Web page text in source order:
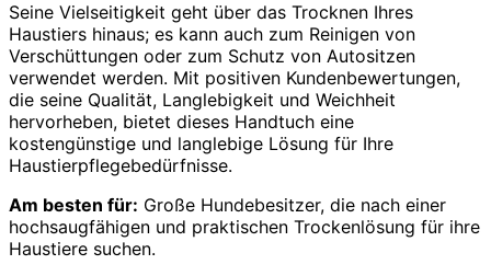
Seine Vielseitigkeit geht über das Trocknen Ihres
Haustiers hinaus; es kann auch zum Reinigen von
Verschüttungen oder zum Schutz von Autositzen
verwendet werden. Mit positiven Kundenbewertungen,
die seine Qualität, Langlebigkeit und Weichheit
hervorheben, bietet dieses Handtuch eine
kostengünstige und langlebige Lösung für Ihre
Haustierpflegebedürfnisse.
Am besten für: Große Hundebesitzer, die nach einer
hochsaugfähigen und praktischen Trockenlösung für ihre
Haustiere suchen.